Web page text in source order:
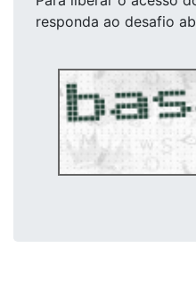
responda ao desafio